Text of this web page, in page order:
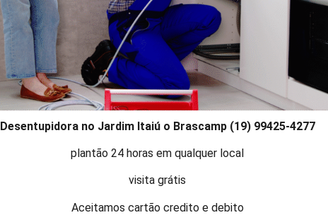
Desentupidora no Jardim Itaiú o Brascamp (19) 99425-4277
plantão 24 horas em qualquer local
visita grátis
Aceitamos cartão credito e debito